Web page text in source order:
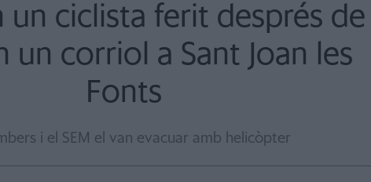
un ciclista ferit després de
un corriol a Sant Joan les
Fonts
i el SEM el van evacuar amb helicòpter